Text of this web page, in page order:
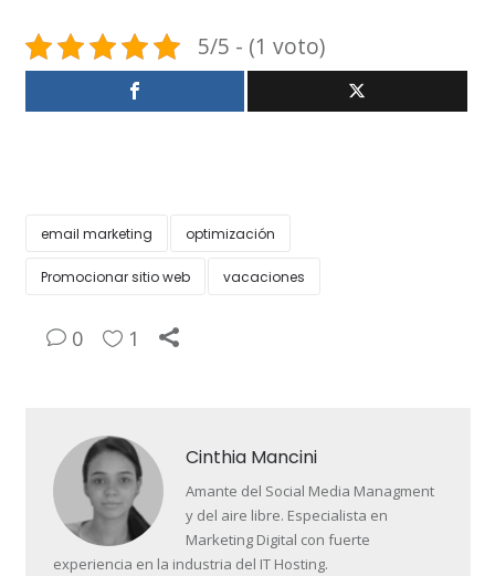
5/5 - (1 voto)
email marketing optimización
Promocionar sitio web vacaciones
0 1
Cinthia Mancini
Amante del Social Media Managment
y del aire libre. Especialista en
Marketing Digital con fuerte
experiencia en la industria del IT Hosting.